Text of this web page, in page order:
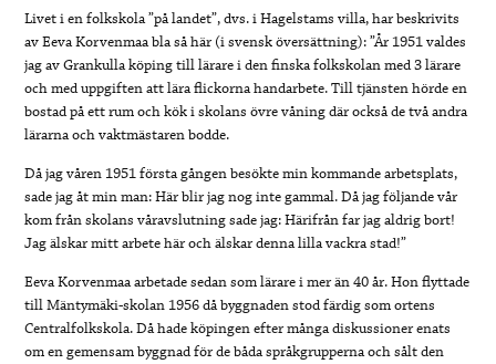
Livet i en folkskola ”på landet”, dvs. i Hagelstams villa, har beskrivits
av Eeva Korvenmaa bla så här (i svensk översättning): ”År 1951 valdes
jag av Grankulla köping till lärare i den finska folkskolan med 3 lärare
och med uppgiften att lära flickorna handarbete. Till tjänsten hörde en
bostad på ett rum och kök i skolans övre våning där också de två andra
lärarna och vaktmästaren bodde.
Då jag våren 1951 första gången besökte min kommande arbetsplats,
sade jag åt min man: Här blir jag nog inte gammal. Då jag följande vår
kom från skolans våravslutning sade jag: Härifrån far jag aldrig bort!
Jag älskar mitt arbete här och älskar denna lilla vackra stad!”
Eeva Korvenmaa arbetade sedan som lärare i mer än 40 år. Hon flyttade
till Mäntymäki-skolan 1956 då byggnaden stod färdig som ortens
Centralfolkskola. Då hade köpingen efter många diskussioner enats
om en gemensam byggnad för de båda språkgrupperna och sålt den